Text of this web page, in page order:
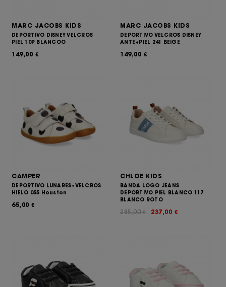
MARC JACOBS KIDS
DEPORTIVO DISNEY VELCROS
PIEL 10P BLANCOO
149,00 €
MARC JACOBS KIDS
DEPORTIVO VELCROS DISNEY
ANTE+PIEL 241 BEIGE
149,00 €
CAMPER
DEPORTIVO LUNARES+VELCROS
HIELO 055 Houston
65,00 €
CHLOE KIDS
BANDA LOGO JEANS
DEPORTIVO PIEL BLANCO 117
BLANCO ROTO
237,00 €
285,00€